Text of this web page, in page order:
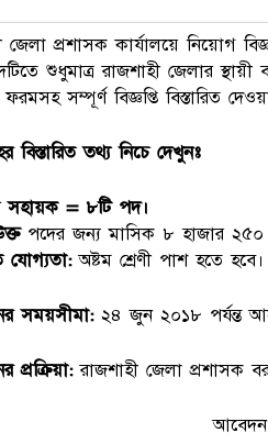
জেলা প্রশাসক কার্যালয়ে নিয়োগ
শুধুমাত্র রাজশাহী জেলার
সম্পূর্ণ বিজ্ঞপ্তি বিস্তারিত
বিস্তারিত তথ্য নিচে দেখুনঃ
সহায়ক = ৮টি পদ।
পদের জন্য মাসিক ৮ হাজার ২৫০
যোগ্যতা:অষ্টম শ্রেণী পাশ হতে হবে।
সময়সীমা:২৪ জুন ২০১৮ পর্যন্ত
প্রক্রিয়া:রাজশাহী জেলা প্রশাসক